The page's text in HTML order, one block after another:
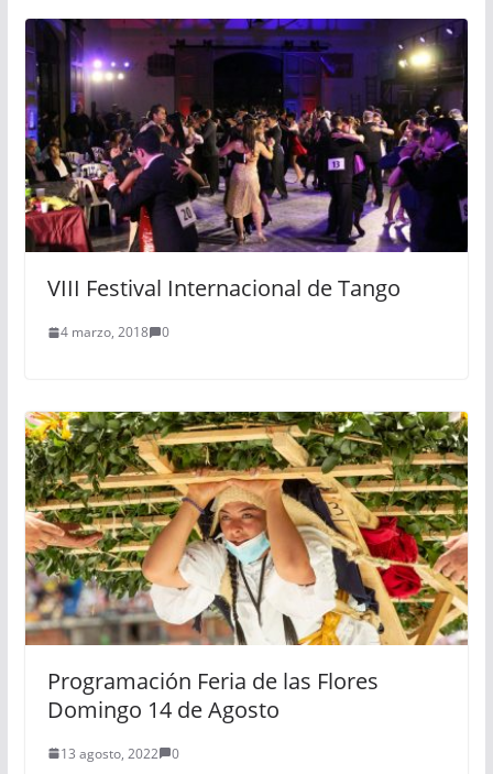
VIII Festival Internacional de Tango
4 marzo, 2018 0
Programación Feria de las Flores
Domingo 14 de Agosto
13 agosto, 2022 0